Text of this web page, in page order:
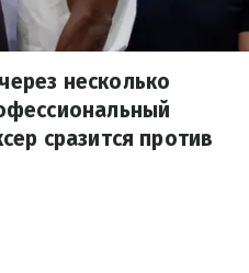
несколько
сразится против